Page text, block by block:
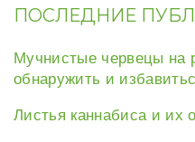
ПОСЛЕДНИЕ
Мучнистые червецы на
обнаружить и
Листья каннабиса и их